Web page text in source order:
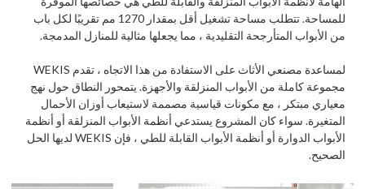
للمساحة. تتطلب مساحة تشغيل أقل بمقدار 1270 مم تقريبًا لكل باب
من الأبواب المتأرجحة التقليدية ، مما يجعلها مثالية للمنازل المدمجة.
لمساعدة مصنعي الأثاث على الاستفادة من هذا الاتجاه ، تقدم WEKIS
مجموعة كاملة من الأبواب المنزلقة والأجهزة. يتمحور النطاق حول نهج
معياري مبتكر ، مع مكونات قياسية مصممة لاستيعاب أوزان الأحمال
المتغيرة. سواء كان المشروع يستدعي أنظمة الأبواب المنزلقة أو أنظمة
الأبواب الدوارة أو أنظمة الأبواب القابلة للطي ، فإن WEKIS لديها الحل
الصحيح.